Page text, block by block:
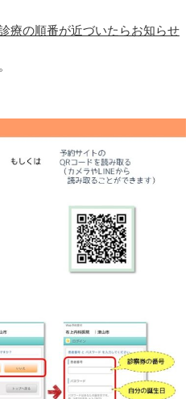
療の順番が近づいたらお知らせ